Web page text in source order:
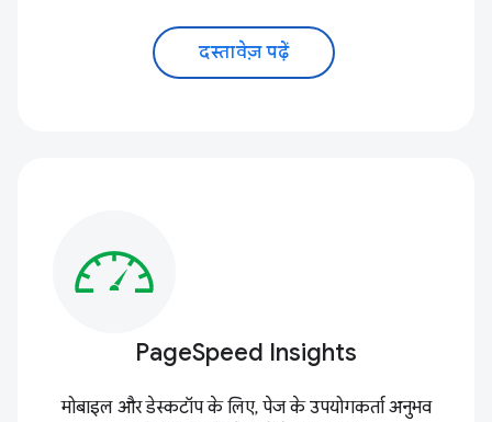
दस्तावेज़ पढ़ें
PageSpeed Insights
मोबाइल और डेस्कटॉप के लिए, पेज के उपयोगकर्ता अनुभव